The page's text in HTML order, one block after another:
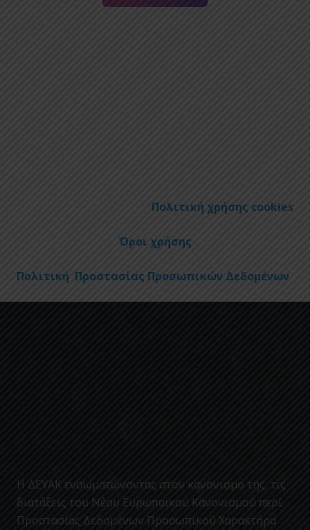
Πολιτική χρήσης cookies
Όροι χρήσης
Πολιτική Προστασίας Προσωπικών Δεδομένων
Η ΔΕΥΑΚ ενσωματώνοντας στον κανονισμο της, τις
διατάξεις του Νέου Ευρωπαϊκού Κανονισμού περί
Προστασίας Δεδομένων Προσωπικού Χαρακτήρα